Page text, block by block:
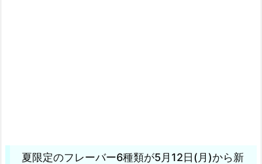
夏限定のフレーバー6種類が5月12日(月)から新